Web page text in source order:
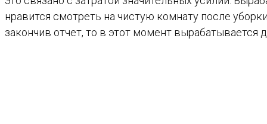
нравится смотреть на чистую комнату после
закончив отчет, то в этот момент вырабатывается